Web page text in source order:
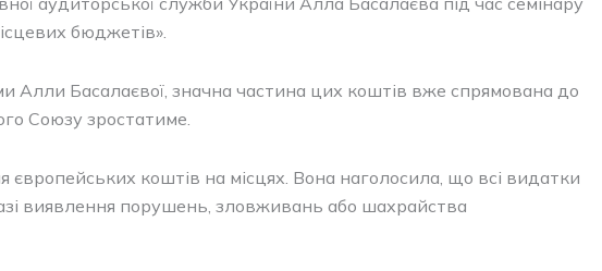
бюджетів».
Алли Басалаєвої, значна частина цих коштів вже спрямована до
Союзу зростатиме.
коштів на місцях. Вона наголосила, що всі видатки
виявлення порушень, зловживань або шахрайства